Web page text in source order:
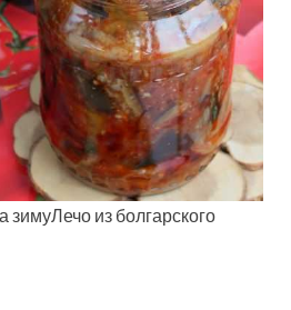
зимуЛечо из болгарского